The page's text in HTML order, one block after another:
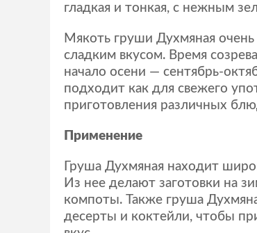
гладкая и тонкая, с нежным
Мякоть груши Духмяная
сладким вкусом. Время
начало осени — сентябрь-
подходит как для свежего
приготовления различных
Применение
Груша Духмяная находит
Из нее делают заготовки на
компоты. Также груша
десерты и коктейли, чтобы